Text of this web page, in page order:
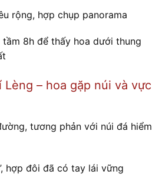
rộng, hợp chụp panorama
8h để thấy hoa dưới thung
– hoa gặp núi và vực
tương phản với núi đá hiểm
hợp đôi đã có tay lái vững